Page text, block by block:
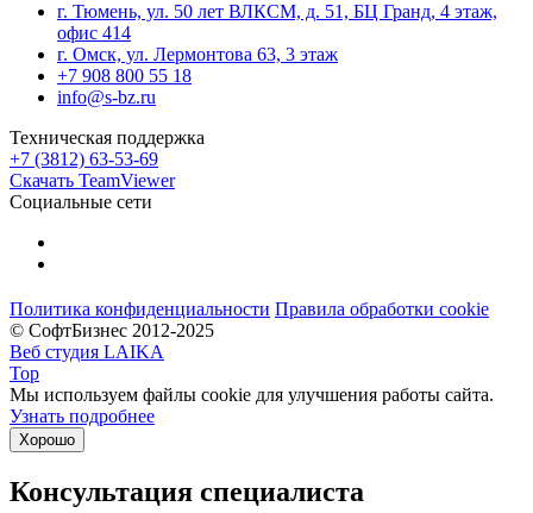
г. Тюмень, ул. 50 лет ВЛКСМ, д. 51, БЦ Гранд, 4 этаж,
офис 414
г. Омск, ул. Лермонтова 63, 3 этаж
+7 908 800 55 18
info@s-bz.ru
Техническая поддержка
+7 (3812) 63-53-69
Скачать TeamViewer
Социальные сети
Политика конфиденциальности Правила обработки cookie
© СофтБизнес 2012-2025
Веб студия LAIKA
Top
Мы используем файлы cookie для улучшения работы сайта.
Узнать подробнее
Хорошо
Консультация специалиста